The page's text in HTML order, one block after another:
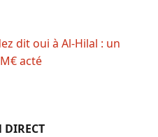
dit oui à Al-Hilal : un
acté
DIRECT